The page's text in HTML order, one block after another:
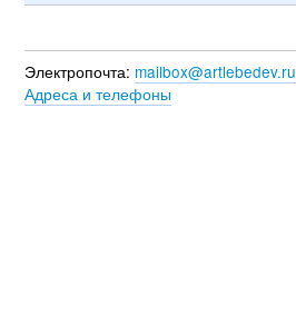
Электропочта: mailbox@artlebedev.ru
Адреса и телефоны